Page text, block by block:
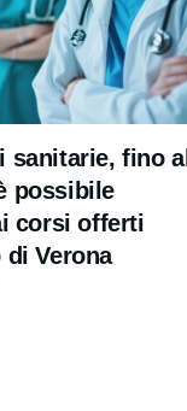
sanitarie, fino al
possibile
corsi offerti
di Verona